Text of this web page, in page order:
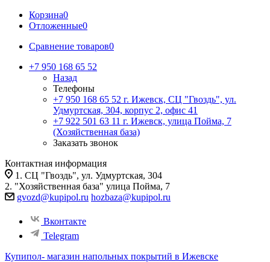
Корзина0
Отложенные0
Сравнение товаров0
+7 950 168 65 52
Назад
Телефоны
+7 950 168 65 52 г. Ижевск, СЦ "Гвоздь", ул.
Удмуртская, 304, корпус 2, офис 41
+7 922 501 63 11 г. Ижевск, улица Пойма, 7
(Хозяйственная база)
Заказать звонок
Контактная информация
1. СЦ "Гвоздь", ул. Удмуртская, 304
2. "Хозяйственная база" улица Пойма, 7
gvozd@kupipol.ru hozbaza@kupipol.ru
Вконтакте
Telegram
Купипол- магазин напольных покрытий в Ижевске